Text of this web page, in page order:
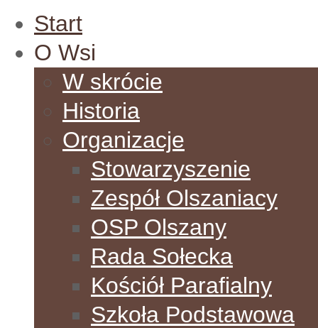
Start
O Wsi
W skrócie
Historia
Organizacje
Stowarzyszenie
Zespół Olszaniacy
OSP Olszany
Rada Sołecka
Kościół Parafialny
Szkoła Podstawowa